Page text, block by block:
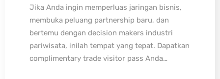
Jika Anda ingin memperluas jaringan bisnis,
membuka peluang partnership baru, dan
bertemu dengan decision makers industri
pariwisata, inilah tempat yang tepat. Dapatkan
complimentary trade visitor pass Anda…